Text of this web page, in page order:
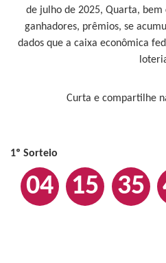
de julho de 2025, Quarta, bem
ganhadores, prêmios, se
dados que a caixa econômica
Curta e compartilhe
1º Sorteio
04 15 35